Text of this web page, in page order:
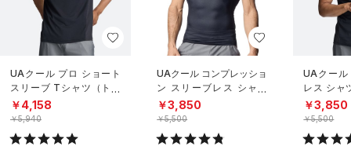
UAクール プロ ショート
スリーブ Tシャツ（トレ
ーニング/MEN）
￥4,158
￥5,940
UAクール コンプレッショ
ン スリーブレス シャツ
（トレーニング/MEN）
￥3,850
￥5,500
UAクール
レス シャ
グ/MEN）
￥3,850
￥5,500